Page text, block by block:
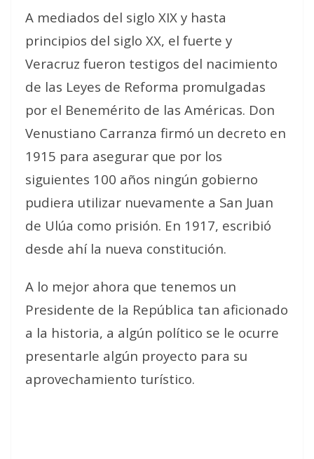
A mediados del siglo XIX y hasta
principios del siglo XX, el fuerte y
Veracruz fueron testigos del nacimiento
de las Leyes de Reforma promulgadas
por el Benemérito de las Américas. Don
Venustiano Carranza firmó un decreto en
1915 para asegurar que por los
siguientes 100 años ningún gobierno
pudiera utilizar nuevamente a San Juan
de Ulúa como prisión. En 1917, escribió
desde ahí la nueva constitución.
A lo mejor ahora que tenemos un
Presidente de la República tan aficionado
a la historia, a algún político se le ocurre
presentarle algún proyecto para su
aprovechamiento turístico.